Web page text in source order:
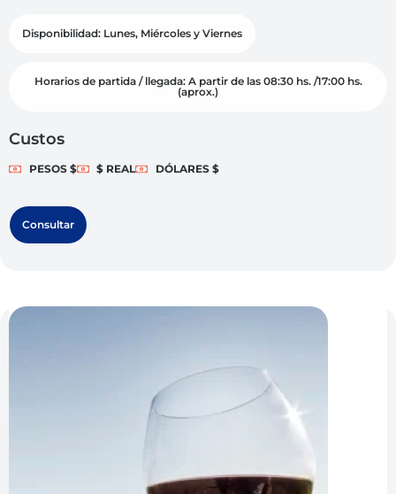
Disponibilidad: Lunes, Miércoles y Viernes
Horarios de partida / llegada: A partir de las 08:30 hs. /17:00 hs.
(aprox.)
Custos
PESOS $ $ REAL DÓLARES $
Consultar